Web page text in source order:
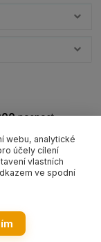
nosnost
webu, analytické
účely cílení
vlastních
ve spodní